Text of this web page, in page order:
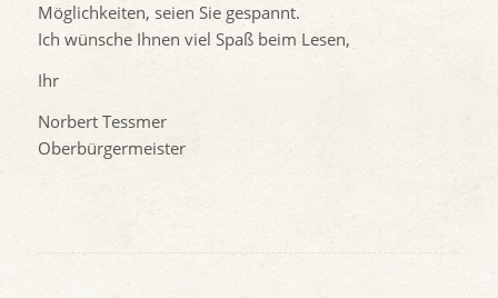
Möglichkeiten, seien Sie gespannt.
Ich wünsche Ihnen viel Spaß beim Lesen,
Ihr
Norbert Tessmer
Oberbürgermeister